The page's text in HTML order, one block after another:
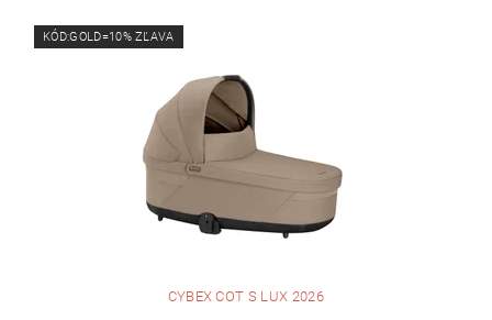
KÓD:GOLD=10% ZĽAVA
CYBEX COT S LUX 2026